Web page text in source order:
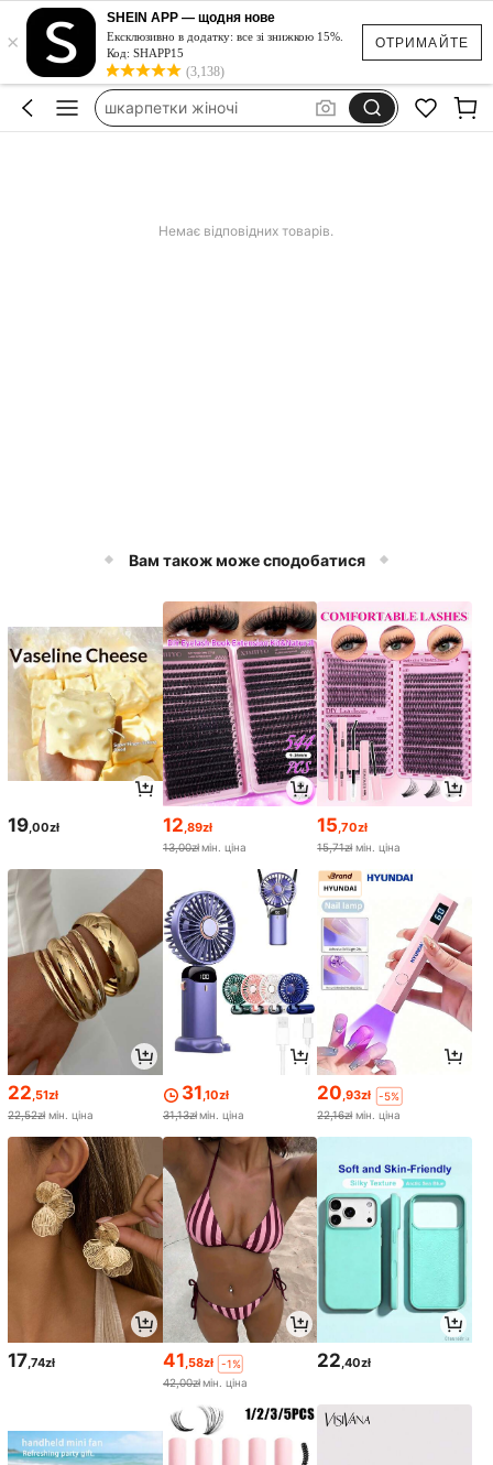
ОТРИМАЙТЕ
×
SHEIN APP — щодня нове
Ексклюзивно в додатку: все зі знижкою 15%.
Код: SHAPP15
(3,138)
носки
носки женские
шкарпетки жіночі
Немає відповідних товарів.
Вам також може сподобатися
19 ,00zł 12 ,89zł
13,00złмін. ціна
15 ,70zł
15,71zł мін. ціна
22,51zł
22,52zł мін. ціна
31,10zł
31,13złмін. ціна
20,93zł
-5%
22,16zł мін. ціна
17,74zł 41,58zł
-1%
42,00złмін. ціна
22,40zł